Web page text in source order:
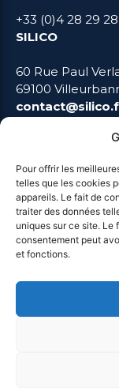
Pour offrir les
telles que les cookies
appareils. Le fait de
traiter des données
uniques sur ce site. Le
consentement peut
et fonctions.
+33 (0)4 28 29
SILICO
60 Rue Paul
69100
LIENS
Mentions